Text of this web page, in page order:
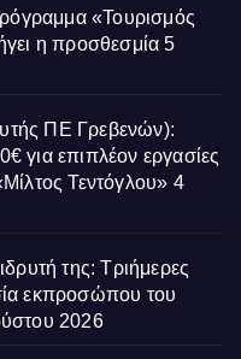
«Τουρισμός
η προσθεσμία 5
ΠΕ Γρεβενών):
για επιπλέον εργασίες
Τεντόγλου» 4
της: Τριήμερες
εκπροσώπου του
2026